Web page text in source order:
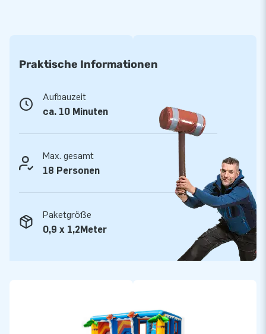
gesehen ein Loch in die Luft springen. Unser Team aus
aufblasbare Attraktionen auf großartiger Weise! Kunden
können sich auf unserem professionellen Service und die
Lieferung verlassen. Sie nennen uns auch "creators of
Praktische Informationen
Aufbauzeit
ca. 10 Minuten
Max. gesamt
18 Personen
Paketgröße
0,9 x 1,2Meter